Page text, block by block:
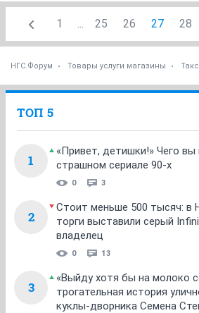
1 ... 25 26 27 28
НГС.Форум Товары услуги магазины
ТОП 5
1
«Привет, детишки!» Чего
страшном сериале 90-х
0 3
2
Стоит меньше 500 тысяч: в
торги выставили серый
владелец
0 13
3
«Выйду хотя бы на молоко
трогательная история
куклы-дворника Семена